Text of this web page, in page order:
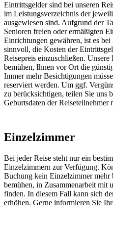
Eintrittsgelder sind bei unseren
im Leistungsverzeichnis der
ausgewiesen sind. Aufgrund der
Senioren freien oder ermäßigten
Einrichtungen gewähren, ist es
sinnvoll, die Kosten der
Reisepreis einzuschließen.
bemühen, Ihnen vor Ort die
Immer mehr Besichtigungen
reserviert werden. Um ggf.
zu berücksichtigen, teilen Sie uns
Geburtsdaten der Reiseteilnehmer
Einzelzimmer
Bei jeder Reise steht nur ein
Einzelzimmern zur Verfügung.
Buchung kein Einzelzimmer mehr
bemühen, in Zusammenarbeit mit
finden. In diesem Fall kann sich
erhöhen. Gerne informieren Sie